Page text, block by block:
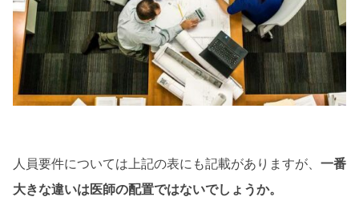
人員要件については上記の表にも記載がありますが、 一番
大きな違いは医師の配置ではないでしょうか。